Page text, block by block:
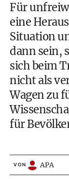
Für
eine
Situation
dann sein,
sich beim
nicht als
Wagen zu
für
VON APA